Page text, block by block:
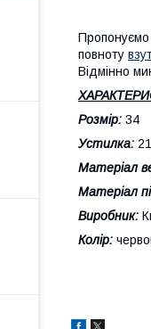
Пропонуємо
повноту
Відмінно
Розмір: 34
Устилка:
Матеріал
Матеріал
Виробник:
Колір: